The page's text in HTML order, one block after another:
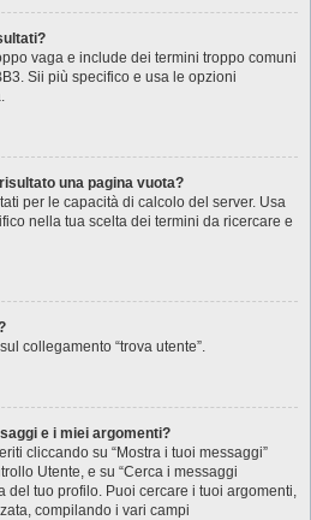
vaga e include dei termini troppo comuni
Sii più specifico e usa le opzioni
una pagina vuota?
per le capacità di calcolo del server. Usa
nella tua scelta dei termini da ricercare e
collegamento “trova utente”.
e i miei argomenti?
cliccando su “Mostra i tuoi messaggi”
Utente, e su “Cerca i messaggi
del tuo profilo. Puoi cercare i tuoi argomenti,
compilando i vari campi